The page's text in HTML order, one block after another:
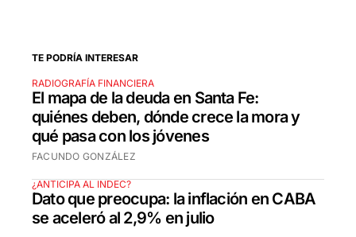
TE PODRÍA INTERESAR
RADIOGRAFÍA FINANCIERA
El mapa de la deuda en Santa Fe:
quiénes deben, dónde crece la mora y
qué pasa con los jóvenes
FACUNDO GONZÁLEZ
¿ANTICIPA AL INDEC?
Dato que preocupa: la inflación en CABA
se aceleró al 2,9% en julio